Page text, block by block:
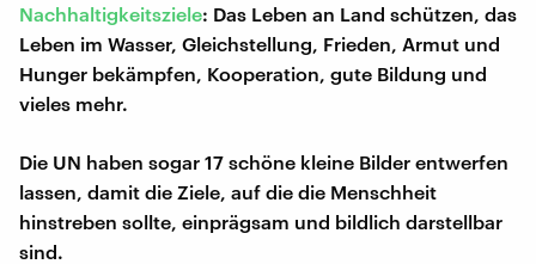
Nachhaltigkeitsziele: Das Leben an Land schützen, das
Leben im Wasser, Gleichstellung, Frieden, Armut und
Hunger bekämpfen, Kooperation, gute Bildung und
vieles mehr.
Die UN haben sogar 17 schöne kleine Bilder entwerfen
lassen, damit die Ziele, auf die die Menschheit
hinstreben sollte, einprägsam und bildlich darstellbar
sind.